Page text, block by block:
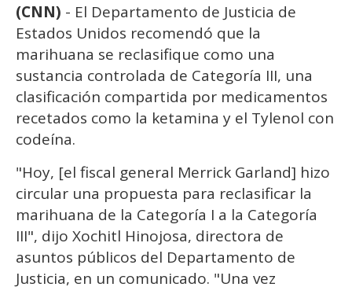
seconds
(CNN) - El Departamento de Justicia de
Estados Unidos recomendó que la
marihuana se reclasifique como una
sustancia controlada de Categoría III, una
clasificación compartida por medicamentos
recetados como la ketamina y el Tylenol con
codeína.
"Hoy, [el fiscal general Merrick Garland] hizo
circular una propuesta para reclasificar la
marihuana de la Categoría I a la Categoría
III", dijo Xochitl Hinojosa, directora de
asuntos públicos del Departamento de
Justicia, en un comunicado. "Una vez